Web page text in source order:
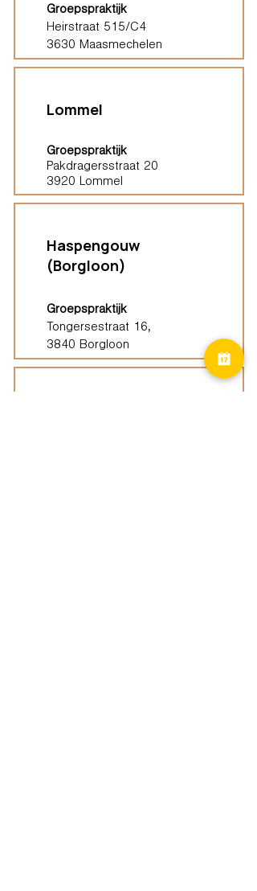
Groepspraktijk
Heirstraat 515/C4
3630 Maasmechelen
Lommel
Groepspraktijk
Pakdragersstraat 20
3920 Lommel
Haspengouw
(Borgloon)
Groepspraktijk
Tongersestraat 16,
3840 Borgloon